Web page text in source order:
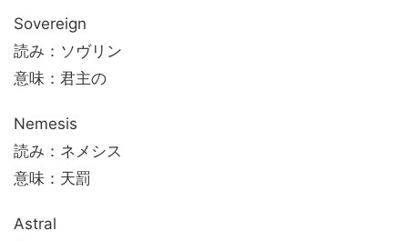
Sovereign
読み：ソヴリン
意味：君主の
Nemesis
読み：ネメシス
意味：天罰
Astral